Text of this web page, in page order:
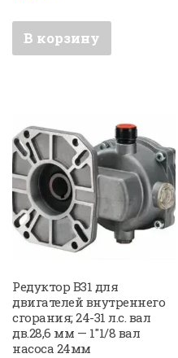
В корзину
Редуктор B31 для
двигателей внутреннего
сгорания; 24-31 л.с. вал
дв.28,6 мм — 1″1/8 вал
насоса 24мм